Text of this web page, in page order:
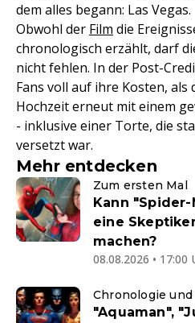
dem alles begann: Las Vegas.
Obwohl der Film die
chronologisch erzählt, darf
nicht fehlen. In der Post-
Fans voll auf ihre Kosten, als
Hochzeit erneut mit einem
- inklusive einer Torte, die
versetzt war.
Mehr entdecken
Zum ersten Mal
Kann "Spider-
eine
machen?
08.08.2026 • 17:00
Chronologie
"Aquaman",